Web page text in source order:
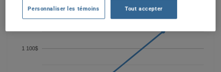
1 100$
Personnaliser les témoins Tout accepter